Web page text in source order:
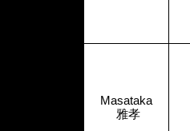
Masataka
雅孝